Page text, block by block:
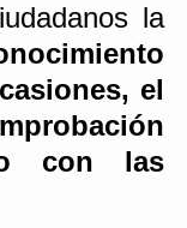
actuaciones, con el objeto de proporcionar a los ciudadanos la
el
con las